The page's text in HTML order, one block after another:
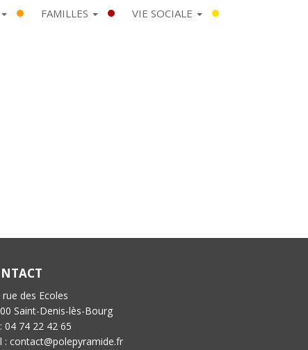
FAMILLES VIE SOCIALE
rue des Ecoles
Saint-Denis-lès-Bourg
04 74 22 42 65
: contact@polepyramide.fr